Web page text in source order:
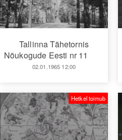
Tallinna Tähetornis
Nõukogude Eesti nr 11
02.01.1965 12:00
Hetkel toimub